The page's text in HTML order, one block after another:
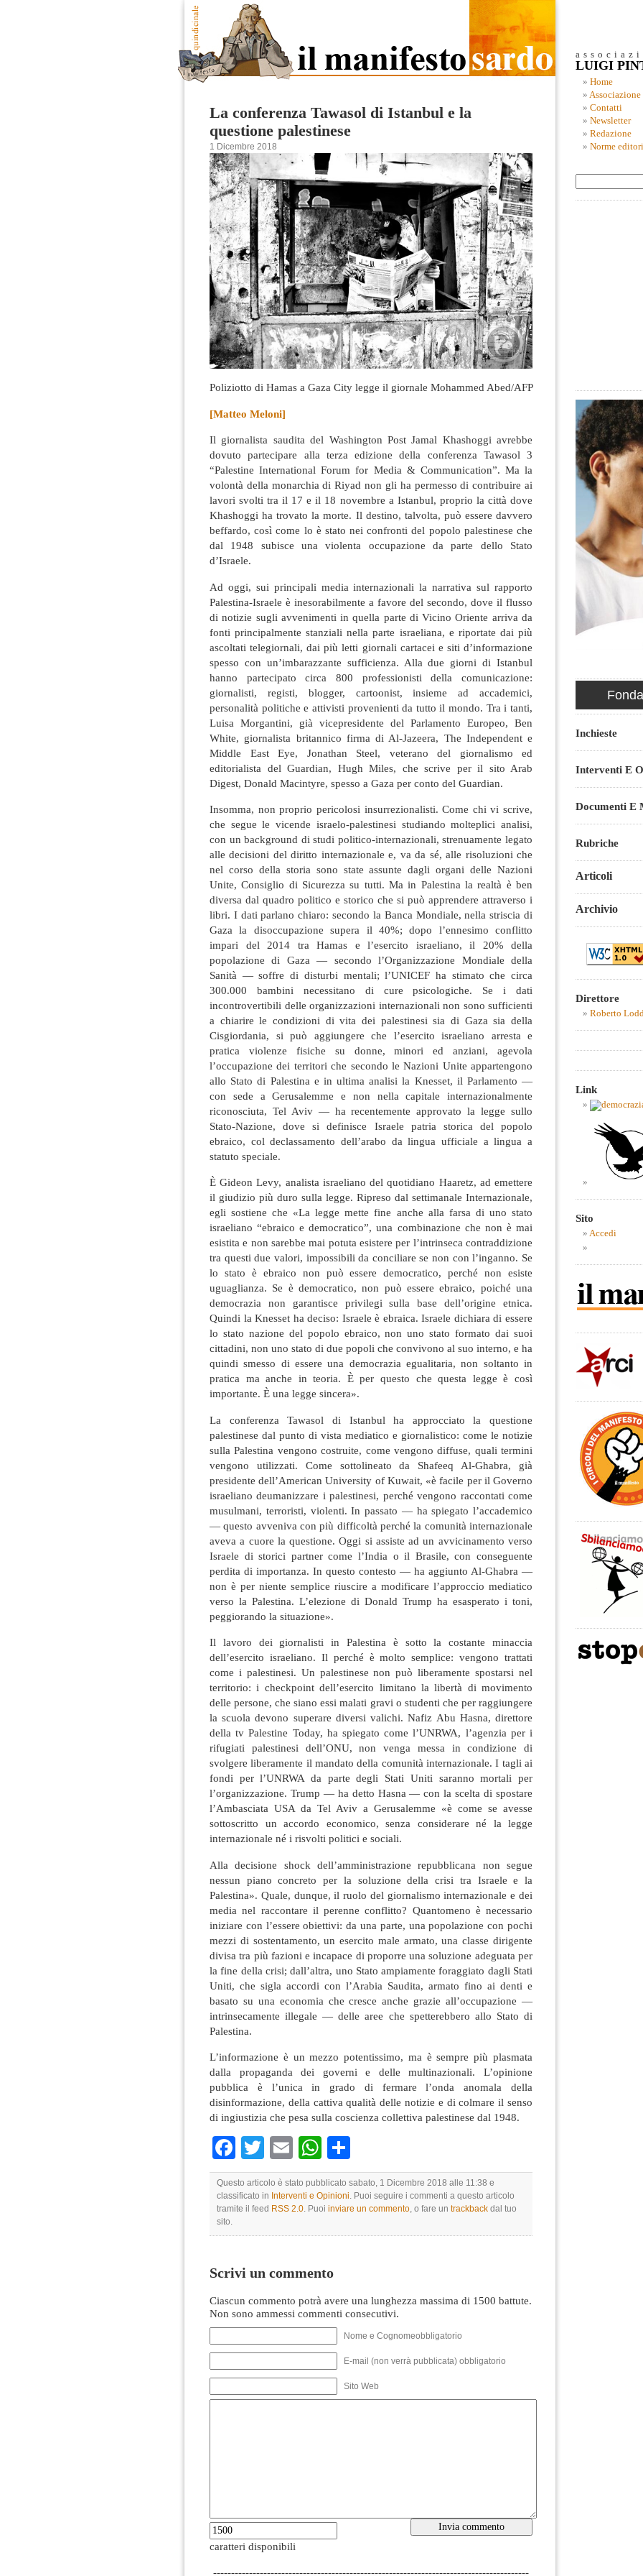
La conferenza Tawasol di Istanbul e la
questione palestinese
1 Dicembre 2018
Poliziotto di Hamas a Gaza City legge il giornale Mohammed Abed/AFP
[Matteo Meloni]
Il giornalista saudita del Washington Post Jamal Khashoggi avrebbe
dovuto partecipare alla terza edizione della conferenza Tawasol 3
“Palestine International Forum for Media & Communication”. Ma la
volontà della monarchia di Riyad non gli ha permesso di contribuire ai
lavori svolti tra il 17 e il 18 novembre a Istanbul, proprio la città dove
Khashoggi ha trovato la morte. Il destino, talvolta, può essere davvero
beffardo, così come lo è stato nei confronti del popolo palestinese che
dal 1948 subisce una violenta occupazione da parte dello Stato
d’Israele.
Ad oggi, sui principali media internazionali la narrativa sul rapporto
Palestina-Israele è inesorabilmente a favore del secondo, dove il flusso
di notizie sugli avvenimenti in quella parte di Vicino Oriente arriva da
fonti principalmente stanziali nella parte israeliana, e riportate dai più
ascoltati telegiornali, dai più letti giornali cartacei e siti d’informazione
spesso con un’imbarazzante sufficienza. Alla due giorni di Istanbul
hanno partecipato circa 800 professionisti della comunicazione:
giornalisti, registi, blogger, cartoonist, insieme ad accademici,
personalità politiche e attivisti provenienti da tutto il mondo. Tra i tanti,
Luisa Morgantini, già vicepresidente del Parlamento Europeo, Ben
White, giornalista britannico firma di Al-Jazeera, The Independent e
Middle East Eye, Jonathan Steel, veterano del giornalismo ed
editorialista del Guardian, Hugh Miles, che scrive per il sito Arab
Digest, Donald Macintyre, spesso a Gaza per conto del Guardian.
Insomma, non proprio pericolosi insurrezionalisti. Come chi vi scrive,
che segue le vicende israelo-palestinesi studiando molteplici analisi,
con un background di studi politico-internazionali, strenuamente legato
alle decisioni del diritto internazionale e, va da sé, alle risoluzioni che
nel corso della storia sono state assunte dagli organi delle Nazioni
Unite, Consiglio di Sicurezza su tutti. Ma in Palestina la realtà è ben
diversa dal quadro politico e storico che si può apprendere attraverso i
libri. I dati parlano chiaro: secondo la Banca Mondiale, nella striscia di
Gaza la disoccupazione supera il 40%; dopo l’ennesimo conflitto
impari del 2014 tra Hamas e l’esercito israeliano, il 20% della
popolazione di Gaza — secondo l’Organizzazione Mondiale della
Sanità — soffre di disturbi mentali; l’UNICEF ha stimato che circa
300.000 bambini necessitano di cure psicologiche. Se i dati
incontrovertibili delle organizzazioni internazionali non sono sufficienti
a chiarire le condizioni di vita dei palestinesi sia di Gaza sia della
Cisgiordania, si può aggiungere che l’esercito israeliano arresta e
pratica violenze fisiche su donne, minori ed anziani, agevola
l’occupazione dei territori che secondo le Nazioni Unite appartengono
allo Stato di Palestina e in ultima analisi la Knesset, il Parlamento —
con sede a Gerusalemme e non nella capitale internazionalmente
riconosciuta, Tel Aviv — ha recentemente approvato la legge sullo
Stato-Nazione, dove si definisce Israele patria storica del popolo
ebraico, col declassamento dell’arabo da lingua ufficiale a lingua a
statuto speciale.
È Gideon Levy, analista israeliano del quotidiano Haaretz, ad emettere
il giudizio più duro sulla legge. Ripreso dal settimanale Internazionale,
egli sostiene che «La legge mette fine anche alla farsa di uno stato
israeliano “ebraico e democratico”, una combinazione che non è mai
esistita e non sarebbe mai potuta esistere per l’intrinseca contraddizione
tra questi due valori, impossibili da conciliare se non con l’inganno. Se
lo stato è ebraico non può essere democratico, perché non esiste
uguaglianza. Se è democratico, non può essere ebraico, poiché una
democrazia non garantisce privilegi sulla base dell’origine etnica.
Quindi la Knesset ha deciso: Israele è ebraica. Israele dichiara di essere
lo stato nazione del popolo ebraico, non uno stato formato dai suoi
cittadini, non uno stato di due popoli che convivono al suo interno, e ha
quindi smesso di essere una democrazia egualitaria, non soltanto in
pratica ma anche in teoria. È per questo che questa legge è così
importante. È una legge sincera».
La conferenza Tawasol di Istanbul ha approcciato la questione
palestinese dal punto di vista mediatico e giornalistico: come le notizie
sulla Palestina vengono costruite, come vengono diffuse, quali termini
vengono utilizzati. Come sottolineato da Shafeeq Al-Ghabra, già
presidente dell’American University of Kuwait, «è facile per il Governo
israeliano deumanizzare i palestinesi, perché vengono raccontati come
musulmani, terroristi, violenti. In passato — ha spiegato l’accademico
— questo avveniva con più difficoltà perché la comunità internazionale
aveva a cuore la questione. Oggi si assiste ad un avvicinamento verso
Israele di storici partner come l’India o il Brasile, con conseguente
perdita di importanza. In questo contesto — ha aggiunto Al-Ghabra —
non è per niente semplice riuscire a modificare l’approccio mediatico
verso la Palestina. L’elezione di Donald Trump ha esasperato i toni,
peggiorando la situazione».
Il lavoro dei giornalisti in Palestina è sotto la costante minaccia
dell’esercito israeliano. Il perché è molto semplice: vengono trattati
come i palestinesi. Un palestinese non può liberamente spostarsi nel
territorio: i checkpoint dell’esercito limitano la libertà di movimento
delle persone, che siano essi malati gravi o studenti che per raggiungere
la scuola devono superare diversi valichi. Nafiz Abu Hasna, direttore
della tv Palestine Today, ha spiegato come l’UNRWA, l’agenzia per i
rifugiati palestinesi dell’ONU, non venga messa in condizione di
svolgere liberamente il mandato della comunità internazionale. I tagli ai
fondi per l’UNRWA da parte degli Stati Uniti saranno mortali per
l’organizzazione. Trump — ha detto Hasna — con la scelta di spostare
l’Ambasciata USA da Tel Aviv a Gerusalemme «è come se avesse
sottoscritto un accordo economico, senza considerare né la legge
internazionale né i risvolti politici e sociali.
Alla decisione shock dell’amministrazione repubblicana non segue
nessun piano concreto per la soluzione della crisi tra Israele e la
Palestina». Quale, dunque, il ruolo del giornalismo internazionale e dei
media nel raccontare il perenne conflitto? Quantomeno è necessario
iniziare con l’essere obiettivi: da una parte, una popolazione con pochi
mezzi di sostentamento, un esercito male armato, una classe dirigente
divisa tra più fazioni e incapace di proporre una soluzione adeguata per
la fine della crisi; dall’altra, uno Stato ampiamente foraggiato dagli Stati
Uniti, che sigla accordi con l’Arabia Saudita, armato fino ai denti e
basato su una economia che cresce anche grazie all’occupazione —
intrinsecamente illegale — delle aree che spetterebbero allo Stato di
Palestina.
L’informazione è un mezzo potentissimo, ma è sempre più plasmata
dalla propaganda dei governi e delle multinazionali. L’opinione
pubblica è l’unica in grado di fermare l’onda anomala della
disinformazione, della cattiva qualità delle notizie e di colmare il senso
di ingiustizia che pesa sulla coscienza collettiva palestinese dal 1948.
Facebook
TwitterEmailWhatsApp
Questo articolo è stato pubblicato sabato, 1 Dicembre 2018 alle 11:38 e
classificato in Interventi e Opinioni. Puoi seguire i commenti a questo articolo
tramite il feed RSS 2.0. Puoi inviare un commento, o fare un trackback dal tuo
sito.
Scrivi un commento
Ciascun commento potrà avere una lunghezza massima di 1500 battute.
Non sono ammessi commenti consecutivi.
Nome e Cognomeobbligatorio
E-mail (non verrà pubblicata) obbligatorio
Sito Web
caratteri disponibili
----------------------------------------------------------------------------------------
LUIGI
Home
Associazione
Contatti
Newsletter
Redazione
Norme
Inchieste
Interventi E
Documenti E
Rubriche
Articoli
Archivio
Direttore
Roberto
Link
Sito
Accedi